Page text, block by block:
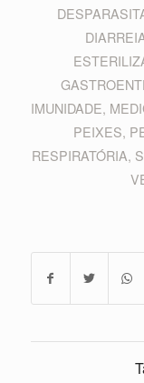
IMUNIDADE,
PEIXES,
RESPIRATÓRIA,